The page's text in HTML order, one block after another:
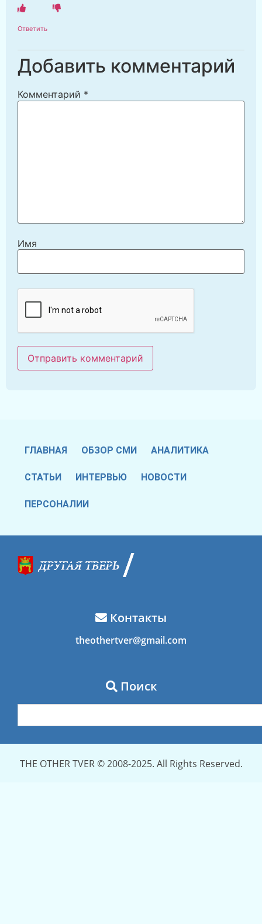
Ответить
Добавить комментарий
Комментарий *
Имя
ГЛАВНАЯ ОБЗОР СМИ АНАЛИТИКА
СТАТЬИ ИНТЕРВЬЮ НОВОСТИ
ПЕРСОНАЛИИ
Контакты
theothertver@gmail.com
Поиск
THE OTHER TVER © 2008-2025. All Rights Reserved.